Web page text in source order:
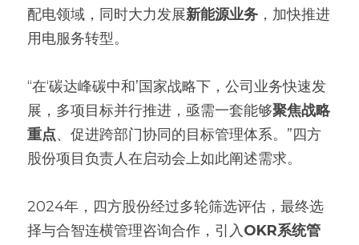
配电领域，同时大力发展新能源业务 ，加快推进
用电服务转型。
“在‘碳达峰碳中和’国家战略下，公司业务快速发
展，多项目标并行推进，亟需一套能够聚焦战略
重点、促进跨部门协同的目标管理体系。”四方
股份项目负责人在启动会上如此阐述需求。
2024年，四方股份经过多轮筛选评估，最终选
择与合智连横管理咨询合作，引入OKR系统管